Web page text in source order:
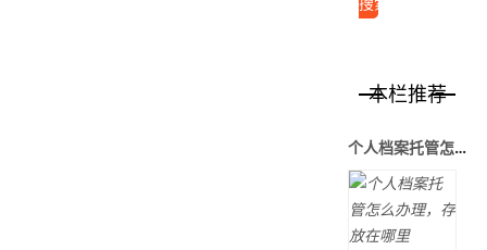
本栏推荐
个人档案托管怎么办理，存放在哪里